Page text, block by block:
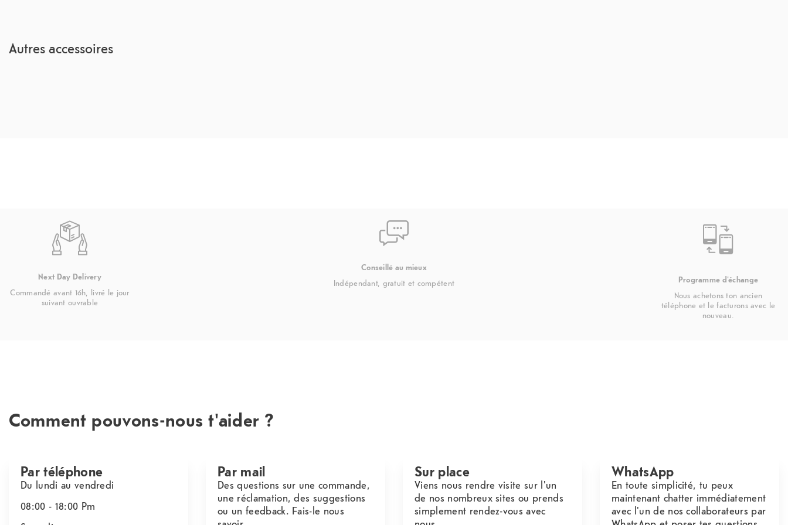
Autres accessoires
Next Day Delivery
Commandé avant 16h, livré le jour
suivant ouvrable
Conseillé au mieux
Indépendant, gratuit et compétent
Programme d'échange
Nous achetons ton ancien
téléphone et le facturons avec le
nouveau.
Comment pouvons-nous t'aider ?
Par téléphone
Du lundi au vendredi
08:00 - 18:00 Pm
Par mail
Des questions sur une commande,
une réclamation, des suggestions
ou un feedback. Fais-le nous
Sur place
Viens nous rendre visite sur l'un
de nos nombreux sites ou prends
simplement rendez-vous avec
WhatsApp
En toute simplicité, tu peux
maintenant chatter immédiatement
avec l'un de nos collaborateurs par